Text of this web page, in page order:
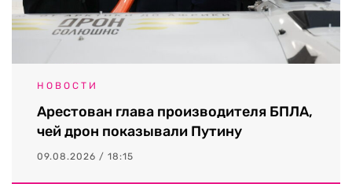
НОВОСТИ
Арестован глава производителя БПЛА,
чей дрон показывали Путину
09.08.2026 / 18:15